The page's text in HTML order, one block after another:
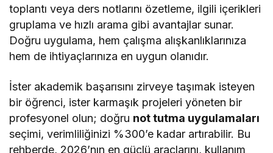
toplantı veya ders notlarını özetleme, ilgili içerikleri
gruplama ve hızlı arama gibi avantajlar sunar.
Doğru uygulama, hem çalışma alışkanlıklarınıza
hem de ihtiyaçlarınıza en uygun olanıdır.
İster akademik başarısını zirveye taşımak isteyen
bir öğrenci, ister karmaşık projeleri yöneten bir
profesyonel olun; doğru not tutma uygulamaları
seçimi, verimliliğinizi %300’e kadar artırabilir. Bu
rehberde, 2026’nın en güçlü araçlarını, kullanım